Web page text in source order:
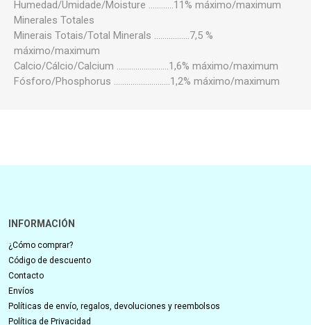
Humedad/Umidade/Moisture ............11% máximo/maximum
Minerales Totales
Minerais Totais/Total Minerals .................7,5 %
máximo/maximum
Calcio/Cálcio/Calcium .........................1,6% máximo/maximum
Fósforo/Phosphorus ...........................1,2% máximo/maximum
INFORMACIÓN
¿Cómo comprar?
Código de descuento
Contacto
Envíos
Políticas de envío, regalos, devoluciones y reembolsos
Política de Privacidad